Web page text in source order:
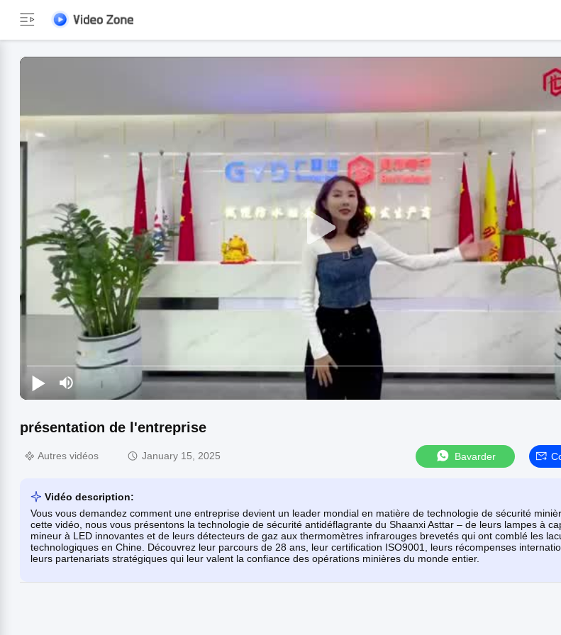
présentation de l'entreprise
Autres vidéos January 15, 2025 Bavarder
Vidéo description:
Vous vous demandez comment une entreprise devient un leader mondial en matière de technologie de sécurité
cette vidéo, nous vous présentons la technologie de sécurité antidéflagrante du Shaanxi Asttar – de leurs lampes à
mineur à LED innovantes et de leurs détecteurs de gaz aux thermomètres infrarouges brevetés qui ont comblé les
technologiques en Chine. Découvrez leur parcours de 28 ans, leur certification ISO9001, leurs récompenses
leurs partenariats stratégiques qui leur valent la confiance des opérations minières du monde entier.